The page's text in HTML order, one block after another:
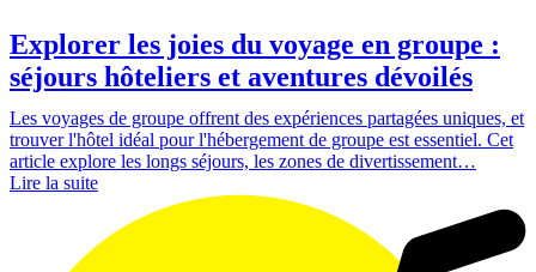
Explorer les joies du voyage en groupe :
séjours hôteliers et aventures dévoilés
Les voyages de groupe offrent des expériences partagées uniques, et
trouver l'hôtel idéal pour l'hébergement de groupe est essentiel. Cet
article explore les longs séjours, les zones de divertissement…
Lire la suite